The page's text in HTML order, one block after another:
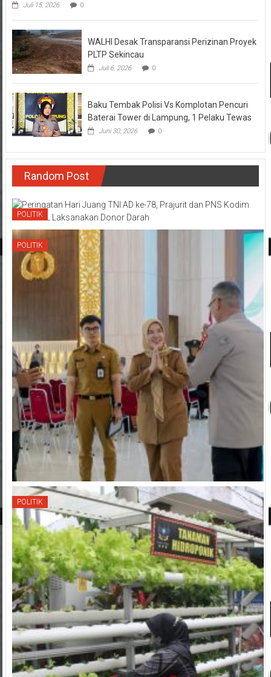
Juli 15, 2026 0
WALHI Desak Transparansi Perizinan Proyek
PLTP Sekincau
Juli 6, 2026 0
Baku Tembak Polisi Vs Komplotan Pencuri
Baterai Tower di Lampung, 1 Pelaku Tewas
Juni 30, 2026 0
Random Post
POLITIK
POLITIK
POLITIK